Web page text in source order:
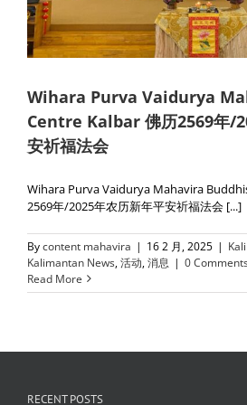
Wihara Purva Vaidurya
Centre Kalbar 佛历2569年/
安祈福法会
Wihara Purva Vaidurya Mahavira
2569年/2025年农历新年平安祈福法会 [...]
Bycontent mahavira | 16 2 月, 2025 |
Kalimantan News,活动,消息 | 0
Read More
RECENT POSTS